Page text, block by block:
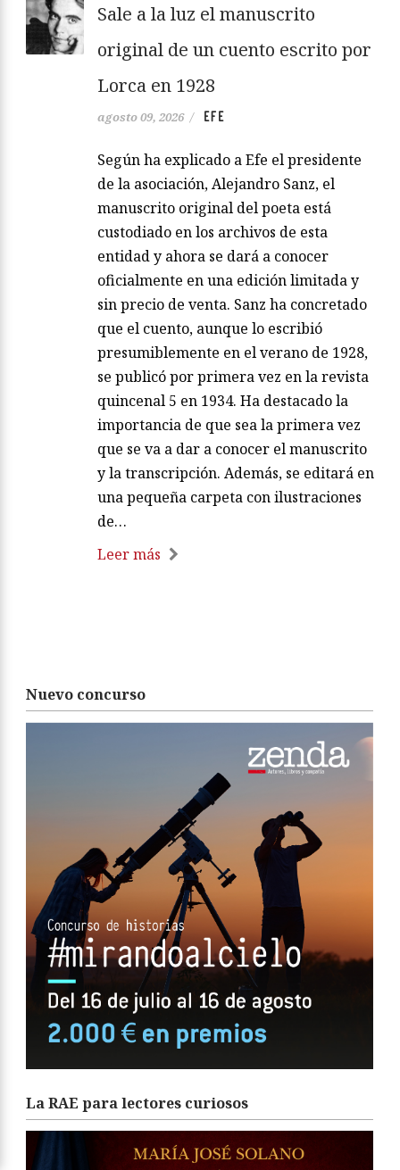
Sale a la luz el manuscrito
original de un cuento escrito por
Lorca en 1928
agosto 09, 2026 / EFE
Según ha explicado a Efe el presidente
de la asociación, Alejandro Sanz, el
manuscrito original del poeta está
custodiado en los archivos de esta
entidad y ahora se dará a conocer
oficialmente en una edición limitada y
sin precio de venta. Sanz ha concretado
que el cuento, aunque lo escribió
presumiblemente en el verano de 1928,
se publicó por primera vez en la revista
quincenal 5 en 1934. Ha destacado la
importancia de que sea la primera vez
que se va a dar a conocer el manuscrito
y la transcripción. Además, se editará en
una pequeña carpeta con ilustraciones
de…
Leer más
Nuevo concurso
La RAE para lectores curiosos